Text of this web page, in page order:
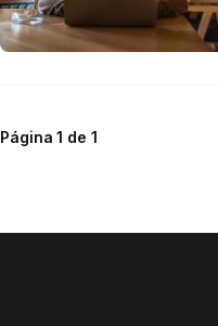
Página 1 de 1